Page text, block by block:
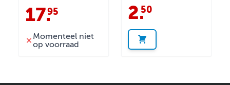
17.
95
Momenteel niet
op voorraad
2.
50